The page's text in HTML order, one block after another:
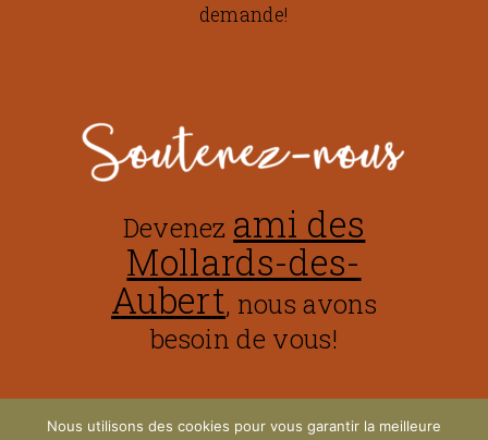
demande!
Devenez ami des
Mollards-des-
Aubert, nous avons
besoin de vous!
Nous utilisons des cookies pour vous garantir la meilleure